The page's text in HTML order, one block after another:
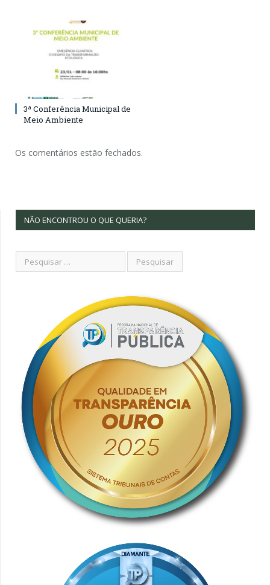
3ª Conferência Municipal de
Meio Ambiente
Os comentários estão fechados.
NÃO ENCONTROU O QUE QUERIA?